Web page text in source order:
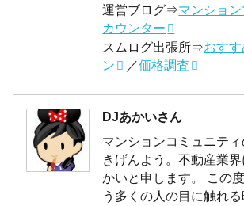
運営ブログ⇒マンショ
カウンター
スムログ出張所⇒おす
ン
／価格調査
DJあかいさん
マンションコミュニテ
きげんよう。不動産業
かいと申します。 この
う多くの人の目に触れ